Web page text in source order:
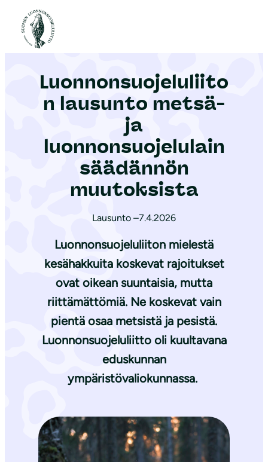
Etusivu
Luonnonsuojeluliito
n lausunto metsä-
ja
luonnonsuojelulain
säädännön
muutoksista
Lausunto –7.4.2026
Luonnonsuojeluliiton mielestä
kesähakkuita koskevat rajoitukset
ovat oikean suuntaisia, mutta
riittämättömiä. Ne koskevat vain
pientä osaa metsistä ja pesistä.
Luonnonsuojeluliitto oli kuultavana
eduskunnan
ympäristövaliokunnassa.